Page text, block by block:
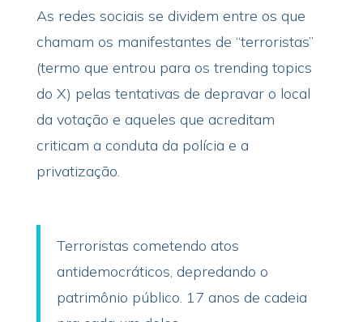
As redes sociais se dividem entre os que
chamam os manifestantes de “terroristas”
(termo que entrou para os trending topics
do X) pelas tentativas de depravar o local
da votação e aqueles que acreditam
criticam a conduta da polícia e a
privatização.
Terroristas cometendo atos
antidemocráticos, depredando o
patrimônio público. 17 anos de cadeia